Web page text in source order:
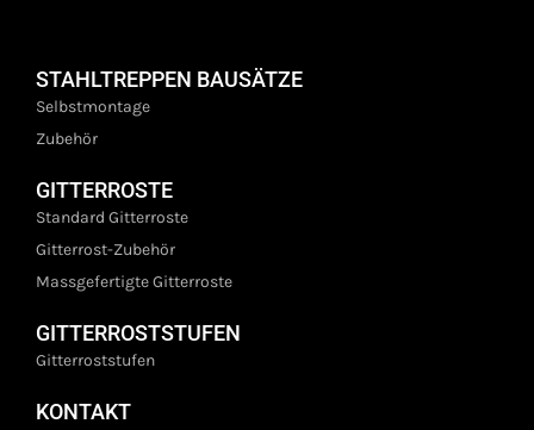
STAHLTREPPEN BAUSÄTZE
Selbstmontage
Zubehör
GITTERROSTE
Standard Gitterroste
Gitterrost-Zubehör
Massgefertigte Gitterroste
GITTERROSTSTUFEN
Gitterroststufen
KONTAKT